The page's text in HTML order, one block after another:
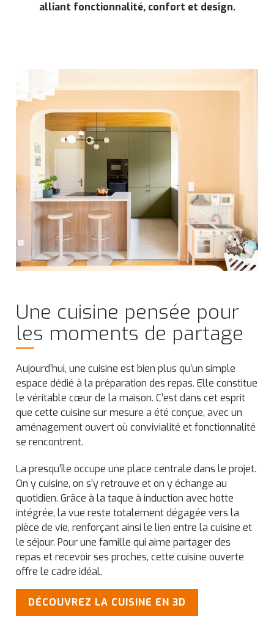
alliant fonctionnalité, confort et design.
Une cuisine pensée pour
les moments de partage
Aujourd’hui, une cuisine est bien plus qu’un simple
espace dédié à la préparation des repas. Elle constitue
le véritable cœur de la maison. C’est dans cet esprit
que cette cuisine sur mesure a été conçue, avec un
aménagement ouvert où convivialité et fonctionnalité
se rencontrent.
La presqu’île occupe une place centrale dans le projet.
On y cuisine, on s’y retrouve et on y échange au
quotidien. Grâce à la taque à induction avec hotte
intégrée, la vue reste totalement dégagée vers la
pièce de vie, renforçant ainsi le lien entre la cuisine et
le séjour. Pour une famille qui aime partager des
repas et recevoir ses proches, cette cuisine ouverte
offre le cadre idéal.
DÉCOUVREZ LA CUISINE EN 3D